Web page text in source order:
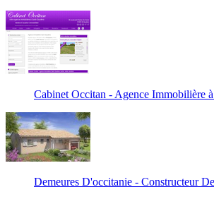
Cabinet Occitan - Agence Immobilière
Demeures D'occitanie - Constructeur